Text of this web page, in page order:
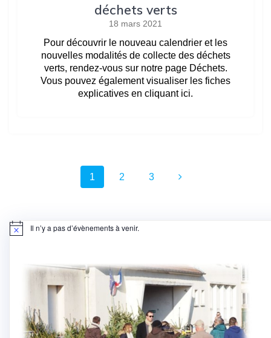
déchets verts
18 mars 2021
Pour découvrir le nouveau calendrier et les
nouvelles modalités de collecte des déchets
verts, rendez-vous sur notre page Déchets.
Vous pouvez également visualiser les fiches
explicatives en cliquant ici.
Navigation
sein
des
articles
Page
1 Page
2 Page
3
Notice Il n’y a pas d’évènements à venir.